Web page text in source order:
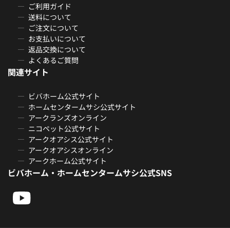
ご利用ガイド
送料について
ご注文について
お支払いについて
返品交換について
よくあるご質問
関連サイト
ビバホーム公式サイト
ホームセンタームサシ公式サイト
アークランズオンライン
ニコペット公式サイト
アークオアシス公式サイト
アークオアシスオンライン
アークホーム公式サイト
ビバホーム・ホームセンタームサシ公式SNS